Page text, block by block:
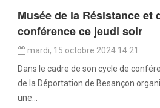
Musée de la Résistance
conférence ce jeudi soir
mardi, 15 octobre 2024 14:21
Dans le cadre de son cycle de
de la Déportation de Besançon
une...